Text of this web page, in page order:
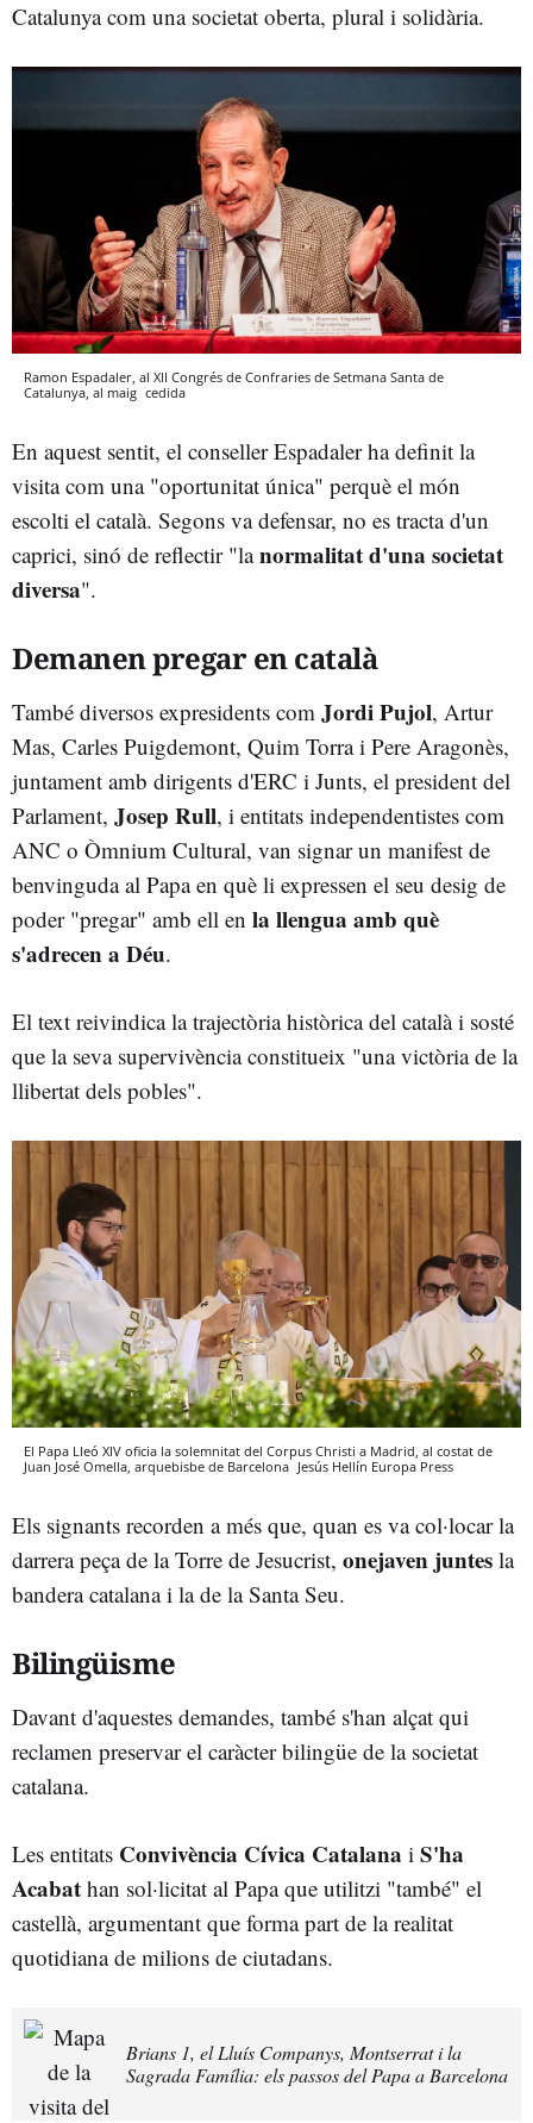
Catalunya com una societat oberta, plural i solidària.
Ramon Espadaler, al XII Congrés de Confraries de Setmana Santa de
Catalunya, al maig cedida
En aquest sentit, el conseller Espadaler ha definit la
visita com una "oportunitat única" perquè el món
escolti el català. Segons va defensar, no es tracta d'un
caprici, sinó de reflectir "lanormalitat d'una societat
diversa".
Demanen pregar en català
També diversos expresidents com Jordi Pujol, Artur
Mas, Carles Puigdemont, Quim Torra i Pere Aragonès,
juntament amb dirigents d'ERC i Junts, el president del
Parlament, Josep Rull, i entitats independentistes com
ANC o Òmnium Cultural, van signar un manifest de
benvinguda al Papa en què li expressen el seu desig de
poder "pregar" amb ell en la llengua amb què
s'adrecen a Déu.
El text reivindica la trajectòria històrica del català i sosté
que la seva supervivència constitueix "una victòria de la
llibertat dels pobles".
El Papa Lleó XIV oficia la solemnitat del Corpus Christi a Madrid, al costat de
Juan José Omella, arquebisbe de Barcelona Jesús Hellín Europa Press
Els signants recorden a més que, quan es va col·locar la
darrera peça de la Torre de Jesucrist, onejaven juntes la
bandera catalana i la de la Santa Seu.
Bilingüisme
Davant d'aquestes demandes, també s'han alçat qui
reclamen preservar el caràcter bilingüe de la societat
catalana.
Les entitats Convivència Cívica Catalana i S'ha
Acabat han sol·licitat al Papa que utilitzi "també" el
castellà, argumentant que forma part de la realitat
quotidiana de milions de ciutadans.
Brians 1, el Lluís Companys, Montserrat i la
Sagrada Família: els passos del Papa a Barcelona